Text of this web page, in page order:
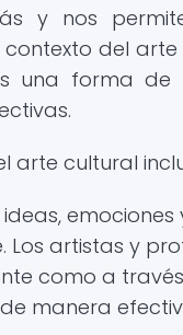
y nos
del arte
una forma de
arte cultural
artistas y
como a
manera